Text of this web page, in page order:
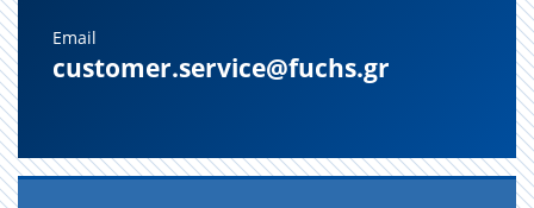
Email
customer.service@fuchs.gr